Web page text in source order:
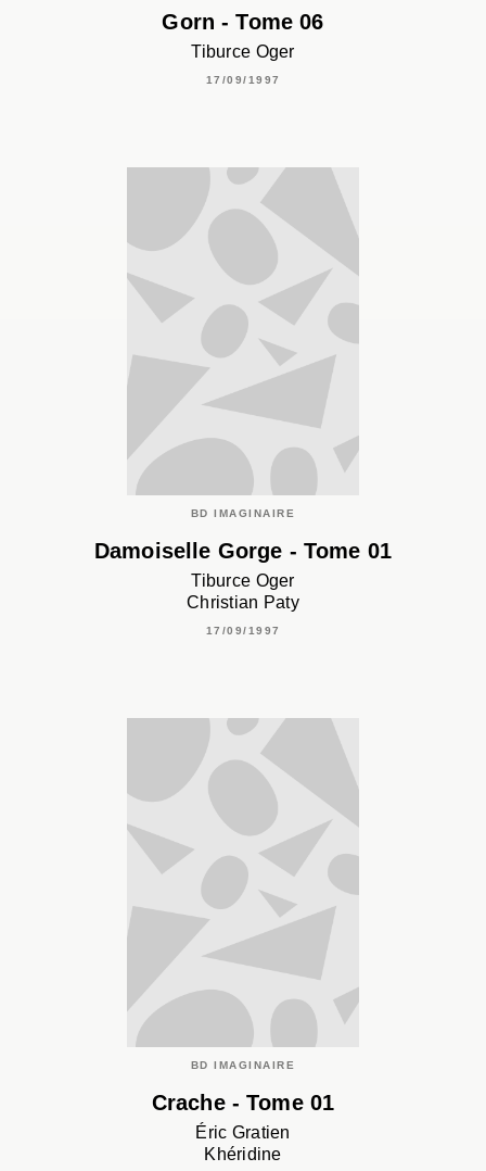
Gorn - Tome 06
Tiburce Oger
17/09/1997
BD IMAGINAIRE
Damoiselle Gorge - Tome 01
Tiburce Oger
Christian Paty
17/09/1997
BD IMAGINAIRE
Crache - Tome 01
Éric Gratien
Khéridine